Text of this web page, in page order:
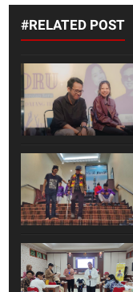
#RELATED POST